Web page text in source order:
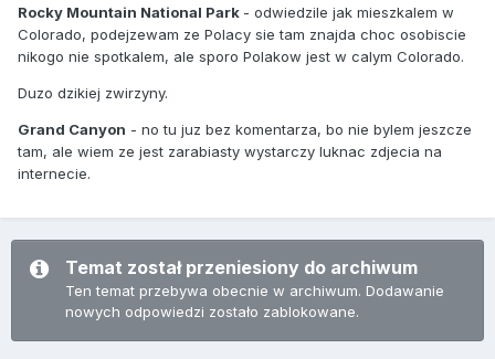
Rocky Mountain National Park - odwiedzile jak mieszkalem w
Colorado, podejzewam ze Polacy sie tam znajda choc osobiscie
nikogo nie spotkalem, ale sporo Polakow jest w calym Colorado.
Duzo dzikiej zwirzyny.
Grand Canyon - no tu juz bez komentarza, bo nie bylem jeszcze
tam, ale wiem ze jest zarabiasty wystarczy luknac zdjecia na
internecie.
Temat został przeniesiony do archiwum
Ten temat przebywa obecnie w archiwum. Dodawanie
nowych odpowiedzi zostało zablokowane.